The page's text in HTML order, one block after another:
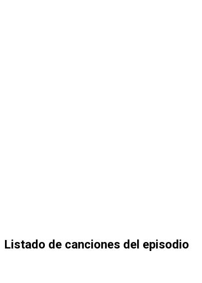
Listado de canciones del episodio